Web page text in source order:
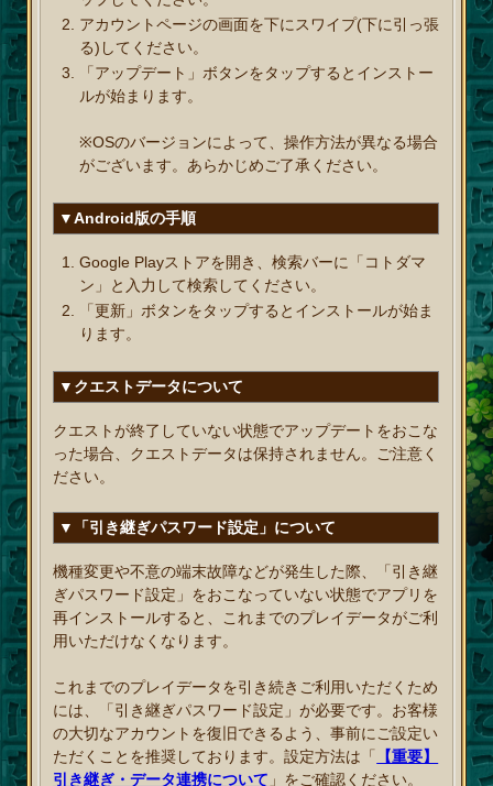
アカウントページの画面を下にスワイプ(下に引っ張
る)してください。
「アップデート」ボタンをタップするとインストー
ルが始まります。
※OSのバージョンによって、操作方法が異なる場合
がございます。あらかじめご了承ください。
▼Android版の手順
Google Playストアを開き、検索バーに「コトダマ
ン」と入力して検索してください。
「更新」ボタンをタップするとインストールが始ま
ります。
▼クエストデータについて
クエストが終了していない状態でアップデートをおこな
った場合、クエストデータは保持されません。ご注意く
ださい。
▼「引き継ぎパスワード設定」について
機種変更や不意の端末故障などが発生した際、「引き継
ぎパスワード設定」をおこなっていない状態でアプリを
再インストールすると、これまでのプレイデータがご利
用いただけなくなります。
これまでのプレイデータを引き続きご利用いただくため
には、「引き継ぎパスワード設定」が必要です。お客様
の大切なアカウントを復旧できるよう、事前にご設定い
ただくことを推奨しております。設定方法は「
【重要】
引き継ぎ・データ連携について 」をご確認ください。